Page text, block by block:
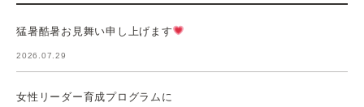
猛暑酷暑お見舞い申し上げます
2026.07.29
女性リーダー育成プログラムに